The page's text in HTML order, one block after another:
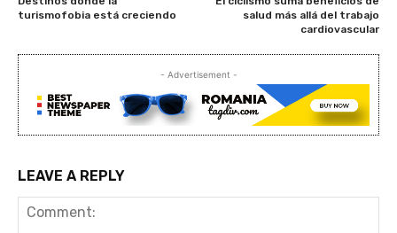
turismofobia está creciendo
salud más allá del trabajo
cardiovascular
- Advertisement -
LEAVE A REPLY